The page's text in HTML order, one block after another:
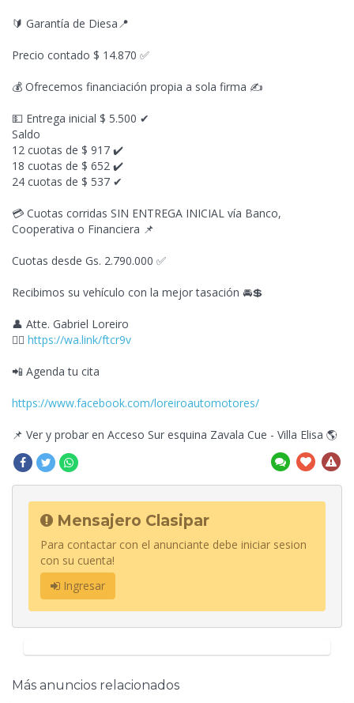
🔰 Garantía de Diesa📍
Precio contado $ 14.870 ✅
💰 Ofrecemos financiación propia a sola firma ✍
💵 Entrega inicial $ 5.500 ✔
Saldo
12 cuotas de $ 917 ✔️
18 cuotas de $ 652 ✔️
24 cuotas de $ 537 ✔
💳 Cuotas corridas SIN ENTREGA INICIAL vía Banco,
Cooperativa o Financiera 📌
Cuotas desde Gs. 2.790.000 ✅️
Recibimos su vehículo con la mejor tasación 🚘💲
👤 Atte. Gabriel Loreiro
👉🏼 https://wa.link/ftcr9v
📲 Agenda tu cita
https://www.facebook.com/loreiroautomotores/
📌 Ver y probar en Acceso Sur esquina Zavala Cue - Villa Elisa 🌎
Mensajero Clasipar
Para contactar con el anunciante debe iniciar sesion
con su cuenta!
Ingresar
Más anuncios relacionados